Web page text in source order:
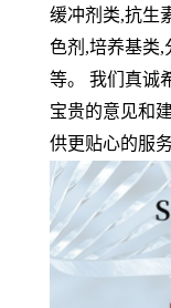
缓冲剂类,抗生
色剂 ,培养基类,
等。 我们真诚
宝贵的意见和
供更贴心的服务